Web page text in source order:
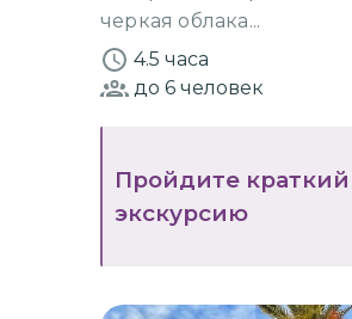
черкая облака...
4.5 часа
до 6 человек
Пройдите
экскурсию